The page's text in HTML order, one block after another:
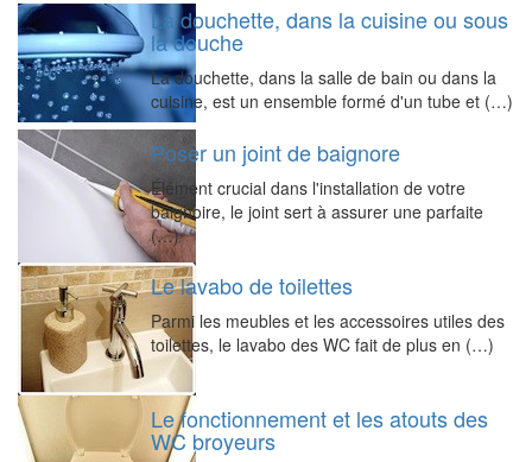
La douchette, dans la cuisine ou sous
la douche
La douchette, dans la salle de bain ou dans la
cuisine, est un ensemble formé d'un tube et (…)
Poser un joint de baignore
Élément crucial dans l'installation de votre
baignoire, le joint sert à assurer une parfaite
(…)
Le lavabo de toilettes
Parmi les meubles et les accessoires utiles des
toilettes, le lavabo des WC fait de plus en (…)
Le fonctionnement et les atouts des
WC broyeurs